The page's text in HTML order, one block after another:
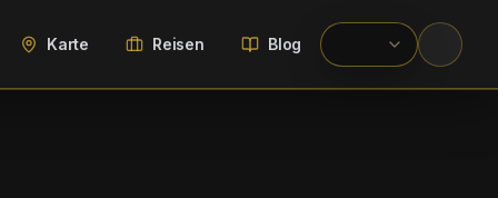
Karte Reisen Blog